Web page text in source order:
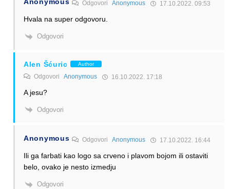
OdgovoriAnonymous 17.10.2022. 09:53
Hvala na super odgovoru.
Odgovori
Alen Šćuric Author
Odgovori Anonymous 16.10.2022. 17:18
A jesu?
Odgovori
Anonymous OdgovoriAnonymous 17.10.2022. 16:44
Ili ga farbati kao logo sa crveno i plavom bojom ili ostaviti
belo, ovako je nesto izmedju
Odgovori